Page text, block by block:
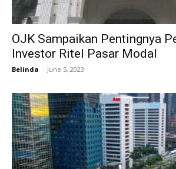
OJK Sampaikan Pentingnya
Investor Ritel Pasar Modal
Belinda - June 5, 2023